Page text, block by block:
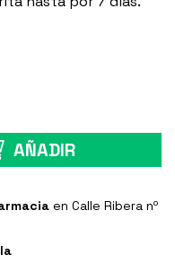
AÑADIR
en Calle Ribera nº